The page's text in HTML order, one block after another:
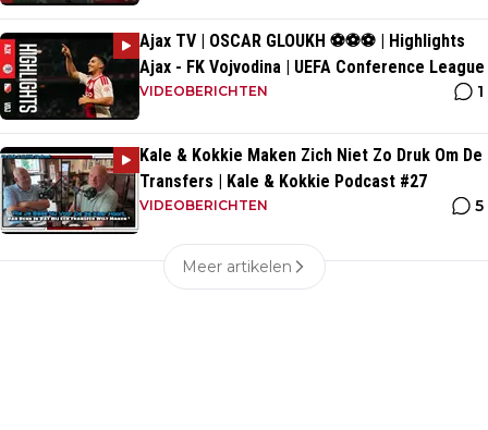
Ajax TV | OSCAR GLOUKH ⚽️⚽️⚽️ | Highlights
Ajax - FK Vojvodina | UEFA Conference League
VIDEOBERICHTEN 1
Kale & Kokkie Maken Zich Niet Zo Druk Om De
Transfers | Kale & Kokkie Podcast #27
VIDEOBERICHTEN 5
Meer artikelen